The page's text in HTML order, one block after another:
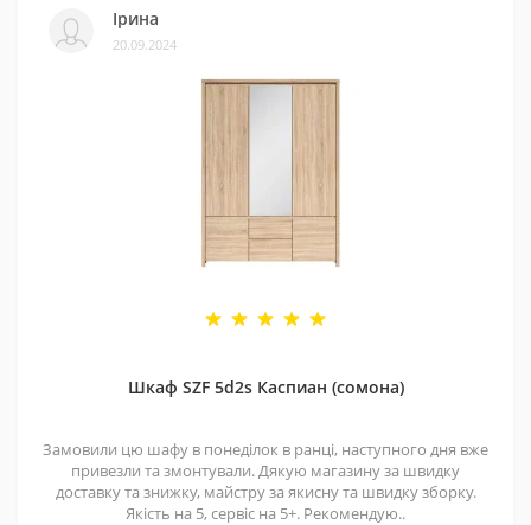
Ірина
20.09.2024
Шкаф SZF 5d2s Каспиан (сомона)
Замовили цю шафу в понеділок в ранці, наступного дня вже
привезли та змонтували. Дякую магазину за швидку
доставку та знижку, майстру за якисну та швидку зборку.
Якість на 5, сервіс на 5+. Рекомендую..